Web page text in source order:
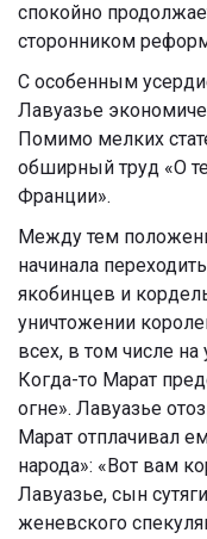
спокойно
сторонником
С особенным
Лавуазье
Помимо мелких
обширный труд «О
Франции».
Между тем
начинала
якобинцев и
уничтожении
всех, в том числе на
Когда-то Марат
огне». Лавуазье
Марат отплачивал
народа»: «Вот вам
Лавуазье, сын
женевского